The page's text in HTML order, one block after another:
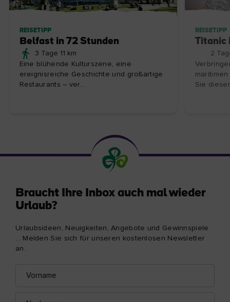
REISETIPP
Belfast in 72 Stunden
3 Tage 11 km
Eine blühende Kulturszene, eine
ereignisreiche Geschichte und großartige
Restaurants – ver...
REISETIPP
Titanic
2
Sie
Braucht Ihre Inbox auch mal wieder
Urlaub?
Urlaubsideen, Neuigkeiten, Angebote und Gewinnspiele
... Melden Sie sich für unseren kostenlosen Newsletter
an.
Mail-